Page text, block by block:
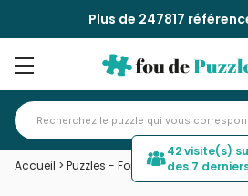
Plus de 247817
Accueil > Puzzles - Forêts, Fleurs et Jardins
42 visite(s)
des 7